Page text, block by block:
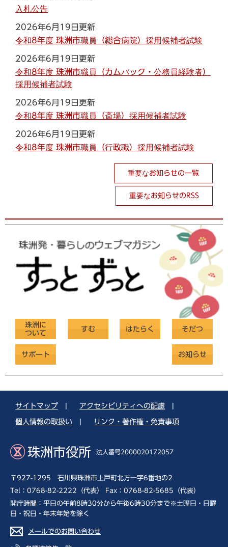
入札公告
2026年6月19日更新
令和8年度 珠洲市職員（総合病院）採用候補者試験
2026年6月19日更新
令和8年度 珠洲市職員（カムバック・公務員経験者）
採用候補者試験
2026年6月19日更新
令和8年度 珠洲市職員（斎場）採用候補者試験
2026年6月19日更新
令和8年度 珠洲市職員（行政職）採用候補者試験
重要なお知らせの一覧
重要なお知らせのRSS
珠洲に
ついて
すむ はたらく そだつ
サポート お知らせ
サイトマップ アクセシビリティへの配慮
個人情報の取扱い リンク・著作権・免責事項
珠洲市役所 法人番号2000020172057
〒927-1295 石川県珠洲市上戸町北方一字6番地の2
Tel：0768-82-2222（代表） Fax：0768-82-5685（代表）
開庁時間：平日の午前8時30分から午後6時30分まで※土曜日・日曜
日・祝日・年末年始を除く
メールでのお問い合わせ